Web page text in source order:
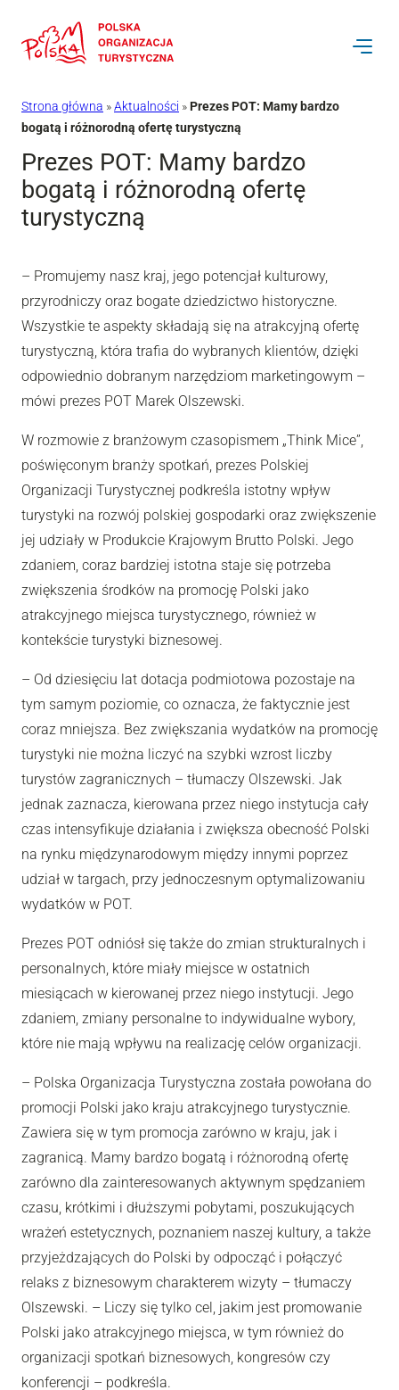
do
Strona główna »Aktualności »Prezes POT: Mamy bardzo
bogatą i różnorodną ofertę turystyczną
Prezes POT: Mamy bardzo
bogatą i różnorodną ofertę
turystyczną
– Promujemy nasz kraj, jego potencjał kulturowy,
przyrodniczy oraz bogate dziedzictwo historyczne.
Wszystkie te aspekty składają się na atrakcyjną ofertę
turystyczną, która trafia do wybranych klientów, dzięki
odpowiednio dobranym narzędziom marketingowym –
mówi prezes POT Marek Olszewski.
W rozmowie z branżowym czasopismem „Think Mice”,
poświęconym branży spotkań, prezes Polskiej
Organizacji Turystycznej podkreśla istotny wpływ
turystyki na rozwój polskiej gospodarki oraz zwiększenie
jej udziały w Produkcie Krajowym Brutto Polski. Jego
zdaniem, coraz bardziej istotna staje się potrzeba
zwiększenia środków na promocję Polski jako
atrakcyjnego miejsca turystycznego, również w
kontekście turystyki biznesowej.
– Od dziesięciu lat dotacja podmiotowa pozostaje na
tym samym poziomie, co oznacza, że faktycznie jest
coraz mniejsza. Bez zwiększania wydatków na promocję
turystyki nie można liczyć na szybki wzrost liczby
turystów zagranicznych – tłumaczy Olszewski. Jak
jednak zaznacza, kierowana przez niego instytucja cały
czas intensyfikuje działania i zwiększa obecność Polski
na rynku międzynarodowym między innymi poprzez
udział w targach, przy jednoczesnym optymalizowaniu
wydatków w POT.
Prezes POT odniósł się także do zmian strukturalnych i
personalnych, które miały miejsce w ostatnich
miesiącach w kierowanej przez niego instytucji. Jego
zdaniem, zmiany personalne to indywidualne wybory,
które nie mają wpływu na realizację celów organizacji.
– Polska Organizacja Turystyczna została powołana do
promocji Polski jako kraju atrakcyjnego turystycznie.
Zawiera się w tym promocja zarówno w kraju, jak i
zagranicą. Mamy bardzo bogatą i różnorodną ofertę
zarówno dla zainteresowanych aktywnym spędzaniem
czasu, krótkimi i dłuższymi pobytami, poszukujących
wrażeń estetycznych, poznaniem naszej kultury, a także
przyjeżdzających do Polski by odpocząć i połączyć
relaks z biznesowym charakterem wizyty – tłumaczy
Olszewski. – Liczy się tylko cel, jakim jest promowanie
Polski jako atrakcyjnego miejsca, w tym również do
organizacji spotkań biznesowych, kongresów czy
konferencji – podkreśla.